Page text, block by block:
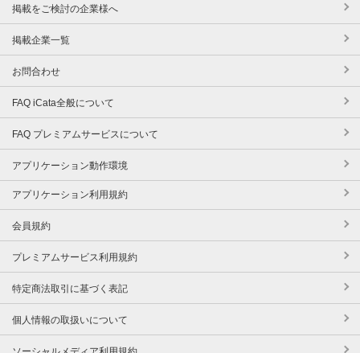
掲載をご検討の企業様へ
掲載企業一覧
お問合わせ
FAQ iCata全般について
FAQ プレミアムサービスについて
アプリケーション動作環境
アプリケーション利用規約
会員規約
プレミアムサービス利用規約
特定商法取引に基づく表記
個人情報の取扱いについて